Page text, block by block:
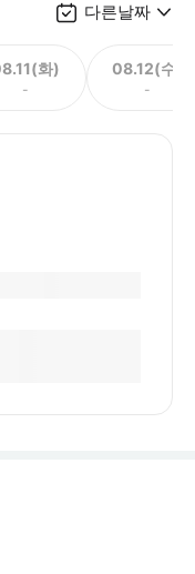
다른날짜
화)
-
08.12(수)
-